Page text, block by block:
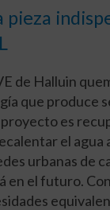
pieza
de Halluin
que produce
es
el agua
urbanas de
en el futuro.